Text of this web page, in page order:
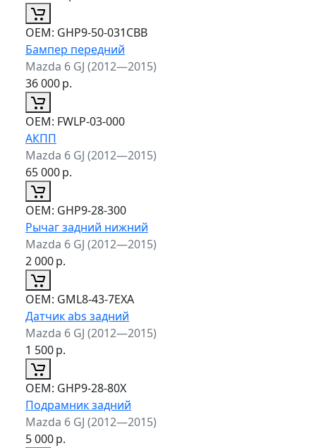
ОЕМ: GHP9-50-031CBB
Бампер передний
Mazda 6 GJ (2012—2015)
36 000р.
ОЕМ: FWLP-03-000
АКПП
Mazda 6 GJ (2012—2015)
65 000р.
ОЕМ: GHP9-28-300
Рычаг задний нижний
Mazda 6 GJ (2012—2015)
2 000р.
ОЕМ: GML8-43-7EXA
Датчик abs задний
Mazda 6 GJ (2012—2015)
1 500р.
ОЕМ: GHP9-28-80X
Подрамник задний
Mazda 6 GJ (2012—2015)
5 000р.